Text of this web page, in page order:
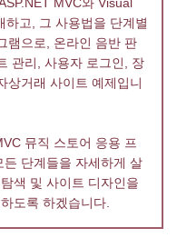
MVC와 Visual
고, 그 사용법을 단계별
램으로, 온라인 음반 판
관리, 사용자 로그인, 장
상거래 사이트 예제입니
뮤직 스토어 응용 프
단계들을 자세하게 살
색 및 사이트 디자인을
도록 하겠습니다.